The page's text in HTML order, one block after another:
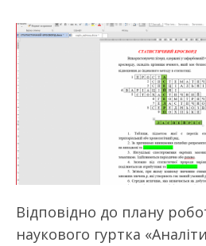
Відповідно до плану
наукового гуртка